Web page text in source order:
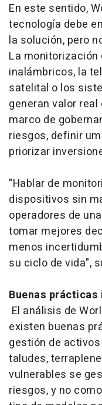
En este sentido,
tecnología debe
la solución, pero
La
inalámbricos, la
satelital o los
generan valor
marco de
riesgos, definir
priorizar
"Hablar de
dispositivos sin
operadores de
tomar mejores
menos
su ciclo de vida",
Buenas
El análisis de
existen buenas
gestión de
taludes,
vulnerables se
riesgos, y no